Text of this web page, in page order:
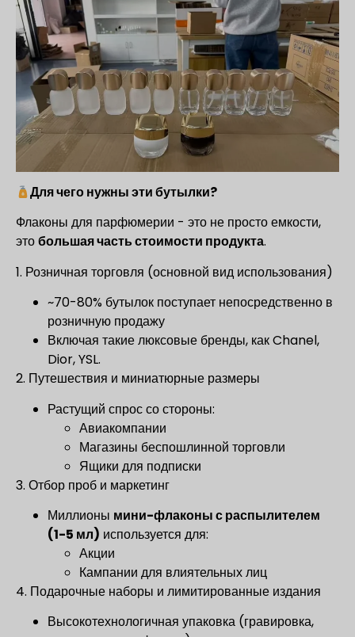
Для чего нужны эти бутылки?
Флаконы для парфюмерии - это не просто емкости,
этобольшая часть стоимости продукта.
1. Розничная торговля (основной вид использования)
~70-80% бутылок поступает непосредственно в
розничную продажу
Включая такие люксовые бренды, как Chanel,
Dior, YSL.
2. Путешествия и миниатюрные размеры
Растущий спрос со стороны:
Авиакомпании
Магазины беспошлинной торговли
Ящики для подписки
3. Отбор проб и маркетинг
Миллионы мини-флаконы с распылителем
(1-5 мл) используется для:
Акции
Кампании для влиятельных лиц
4. Подарочные наборы и лимитированные издания
Высокотехнологичная упаковка (гравировка,